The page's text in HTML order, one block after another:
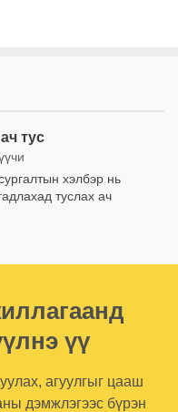
тус
хэлбэр нь
туслах ач
үү
агуулгыг цааш
дэмжлэгээс бүрэн